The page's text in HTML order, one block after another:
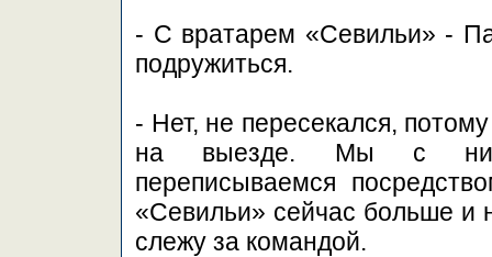
- С вратарем «Севильи» -
подружиться.
- Нет, не пересекался,
на выезде. Мы с ним
переписываемся
«Севильи» сейчас больше
слежу за командой.